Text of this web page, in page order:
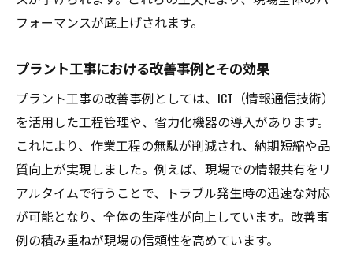
フォーマンスが底上げされます。
プラント工事における改善事例とその効果
プラント工事の改善事例としては、ICT（情報通信技術）
を活用した工程管理や、省力化機器の導入があります。
これにより、作業工程の無駄が削減され、納期短縮や品
質向上が実現しました。例えば、現場での情報共有をリ
アルタイムで行うことで、トラブル発生時の迅速な対応
が可能となり、全体の生産性が向上しています。改善事
例の積み重ねが現場の信頼性を高めています。